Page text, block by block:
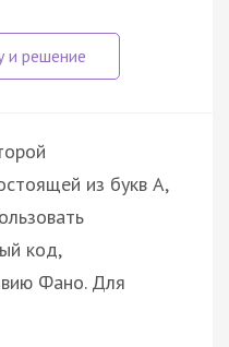
из букв А,
код,
Фано. Для